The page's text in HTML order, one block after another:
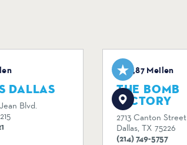
DALLAS
Blvd.
0,87 Meilen
THE BOMB
FACTORY
2713 Canton Street
Dallas, TX 75226
(214) 749-5757